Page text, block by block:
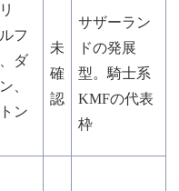
フ
ダ
、
ン
未
確
認
サザーラン
ドの発展
型。騎士系
KMFの代表
枠